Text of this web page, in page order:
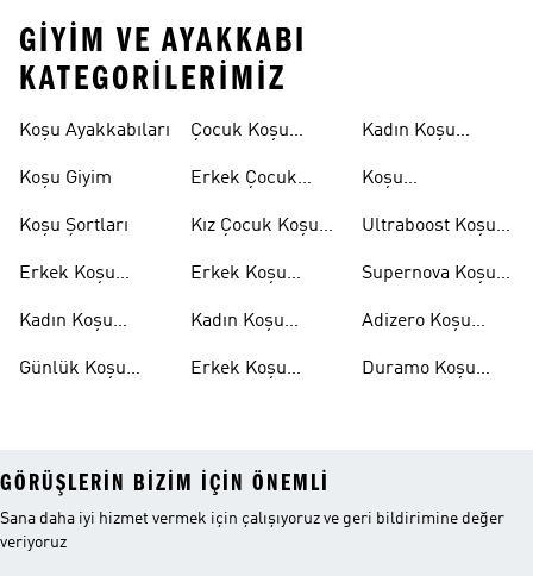
GIYIM VE AYAKKABI
KATEGORILERIMIZ
Koşu Ayakkabıları
Koşu Giyim
Koşu Şortları
Erkek Koşu
Kadın Koşu
Günlük Koşu
Çocuk Koşu
Erkek Çocuk
Kız Çocuk Koşu
Erkek Koşu
Kadın Koşu
Erkek Koşu
Kadın Koşu
Koşu
Ultraboost Koşu
Supernova Koşu
Adizero Koşu
Duramo Koşu
GÖRÜŞLERIN BIZIM IÇIN ÖNEMLI
Sana daha iyi hizmet vermek için çalışıyoruz ve geri bildirimine değer
veriyoruz